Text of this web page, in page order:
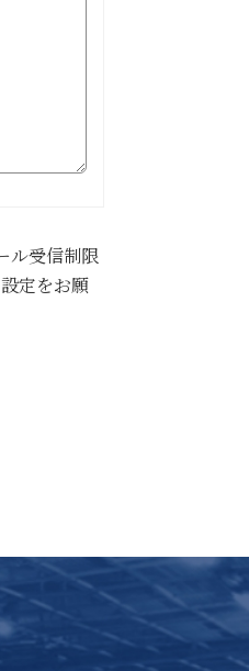
ル受信制限
定をお願